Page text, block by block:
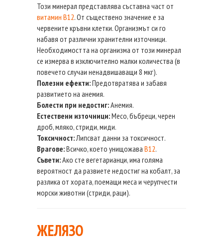
Този минерал представлява съставна част от
витамин В12. От съществено значение е за
червените кръвни клетки. Организмът си го
набавя от различни хранителни източници.
Необходимостта на организма от този минерал
се измерва в изключително малки количества (в
повечето случаи ненадвишаващи 8 мкг).
Полезни ефекти:Предотвратява и забавя
развитието на анемия.
Болести при недостиг:Анемия.
Естествени източници:Месо, бъбреци, черен
дроб, мляко, стриди, миди.
Токсичност:Липсват данни за токсичност.
Врагове:Всичко, което унищожава В12.
Съвети:Ако сте вегетарианци, има голяма
вероятност да развиете недостиг на кобалт, за
разлика от хората, поемащи меса и черупчести
морски животни (стриди, раци).
ЖЕЛЯЗО